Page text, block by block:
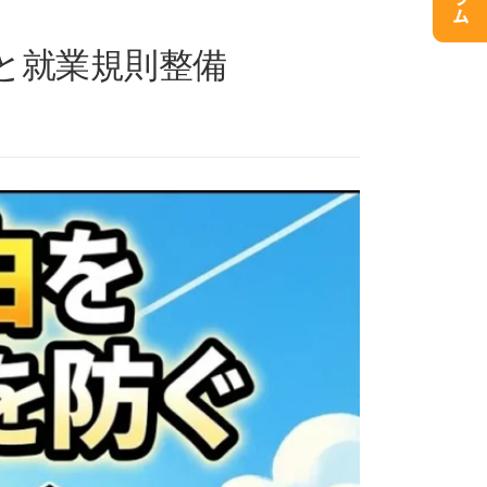
就業規則整備